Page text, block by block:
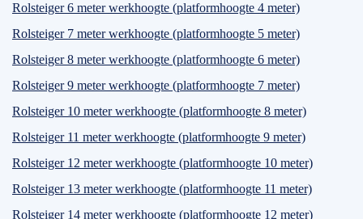
Rolsteiger 6 meter werkhoogte (platformhoogte 4 meter)
Rolsteiger 7 meter werkhoogte (platformhoogte 5 meter)
Rolsteiger 8 meter werkhoogte (platformhoogte 6 meter)
Rolsteiger 9 meter werkhoogte (platformhoogte 7 meter)
Rolsteiger 10 meter werkhoogte (platformhoogte 8 meter)
Rolsteiger 11 meter werkhoogte (platformhoogte 9 meter)
Rolsteiger 12 meter werkhoogte (platformhoogte 10 meter)
Rolsteiger 13 meter werkhoogte (platformhoogte 11 meter)
Rolsteiger 14 meter werkhoogte (platformhoogte 12 meter)